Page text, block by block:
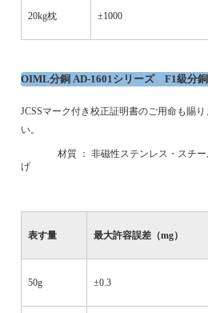
20kg枕 ±1000
OIML分銅 AD-1601 シリーズ F1級分銅
JCSSマーク付き校正証明書のご用命も賜
い。
材質 ： 非磁性ステンレス・スチー
げ
表す量 最大許容誤差（mg）
50g ±0.3